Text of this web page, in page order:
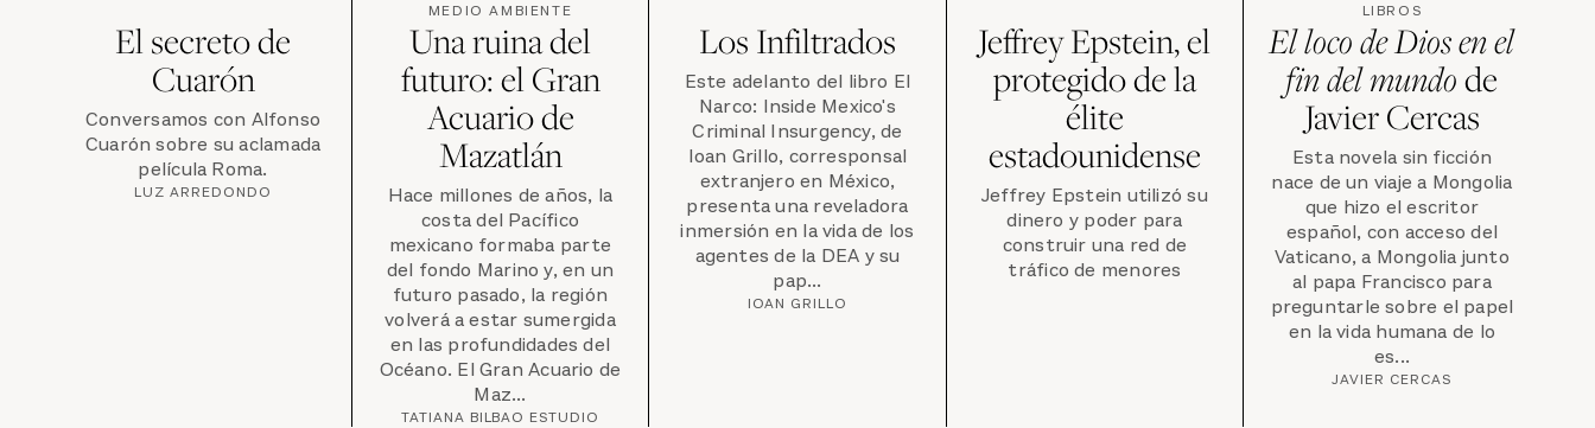
El secreto de
Cuarón
Conversamos con Alfonso
Cuarón sobre su aclamada
película Roma.
LUZ ARREDONDO
MEDIO AMBIENTE
Una ruina del
futuro: el Gran
Acuario de
Mazatlán
Hace millones de años, la
costa del Pacífico
mexicano formaba parte
del fondo Marino y, en un
futuro pasado, la región
volverá a estar sumergida
en las profundidades del
Océano. El Gran Acuario de
Maz...
TATIANA BILBAO ESTUDIO
Los Infiltrados
Este adelanto del libro El
Narco: Inside Mexico's
Criminal Insurgency, de
Ioan Grillo, corresponsal
extranjero en México,
presenta una reveladora
inmersión en la vida de los
agentes de la DEA y su
pap...
IOAN GRILLO
Jeffrey Epstein, el
protegido de la
élite
estadounidense
Jeffrey Epstein utilizó su
dinero y poder para
construir una red de
tráfico de menores
LIBROS
El loco de Dios en el
fin del mundode
Javier Cercas
Esta novela sin ficción
nace de un viaje a Mongolia
que hizo el escritor
español, con acceso del
Vaticano, a Mongolia junto
al papa Francisco para
preguntarle sobre el papel
en la vida humana de lo
es...
JAVIER CERCAS